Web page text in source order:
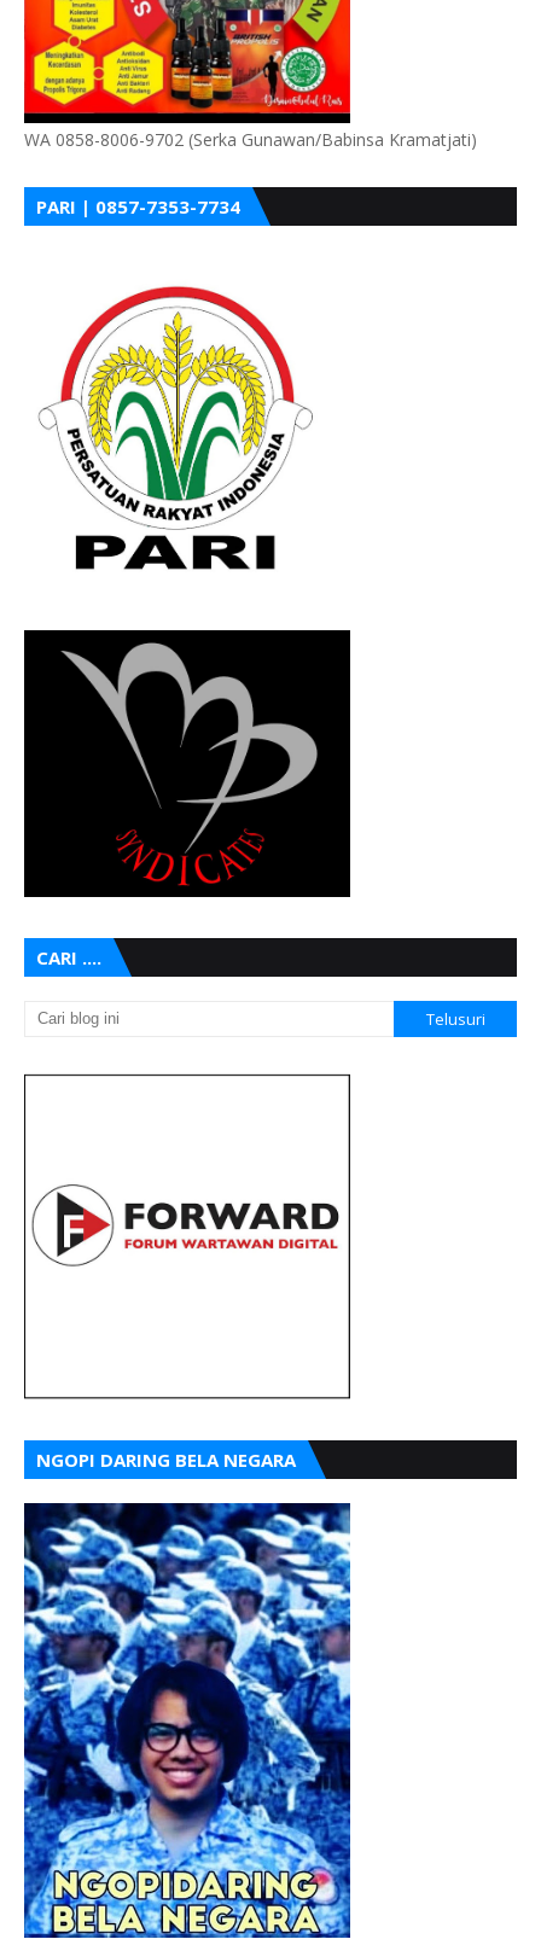
WA 0858-8006-9702 (Serka Gunawan/Babinsa Kramatjati)
PARI | 0857-7353-7734
CARI ....
NGOPI DARING BELA NEGARA